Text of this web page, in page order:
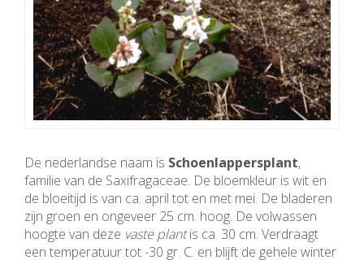
De nederlandse naam is Schoenlappersplant,
familie van de Saxifragaceae. De bloemkleur is wit en
de bloeitijd is van ca. april tot en met mei. De bladeren
zijn groen en ongeveer 25 cm. hoog. De volwassen
hoogte van deze vaste plantis ca. 30 cm. Verdraagt
een temperatuur tot -30 gr. C. en blijft de gehele winter